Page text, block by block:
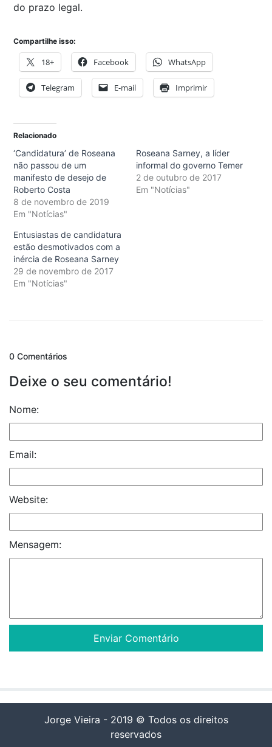
do prazo legal.
Compartilhe isso:
18+ Facebook WhatsApp
Telegram E-mail Imprimir
Relacionado
‘Candidatura’ de Roseana
não passou de um
manifesto de desejo de
Roberto Costa
8 de novembro de 2019
Em "Notícias"
Roseana Sarney, a líder
informal do governo Temer
2 de outubro de 2017
Em "Notícias"
Entusiastas de candidatura
estão desmotivados com a
inércia de Roseana Sarney
29 de novembro de 2017
Em "Notícias"
0 Comentários
Deixe o seu comentário!
Nome:
Email:
Website:
Mensagem:
Jorge Vieira - 2019 © Todos os direitos
reservados